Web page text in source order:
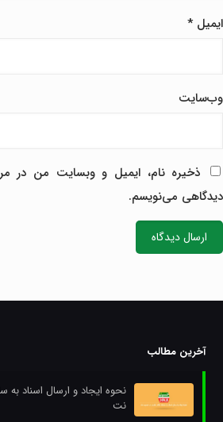
ایمیل*
وب‌سایت
ذخیره نام، ایمیل و وبسایت من در
دیدگاهی می‌نویسم.
آخرین مطالب
نحوه ایجاد و ارسال اسناد به
نت